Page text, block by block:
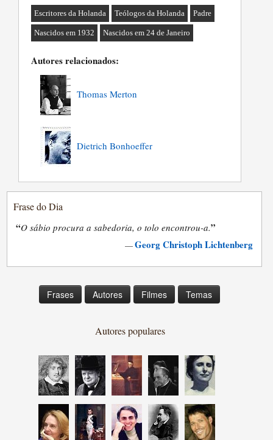
Escritores da Holanda Teólogos da Holanda Padre
Nascidos em 1932 Nascidos em 24 de Janeiro
Autores relacionados:
Thomas Merton
Dietrich Bonhoeffer
Frase do Dia
“O sábio procura a sabedoria, o tolo encontrou-a.”
—Georg Christoph Lichtenberg
Frases Autores Filmes Temas
Autores populares